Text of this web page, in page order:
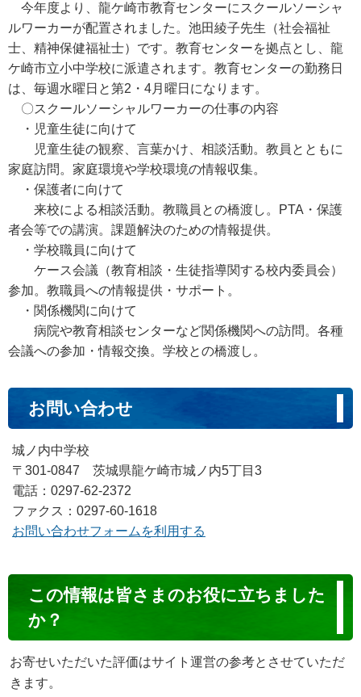
今年度より、龍ケ崎市教育センターにスクールソーシャ
ルワーカーが配置されました。池田綾子先生（社会福祉
士、精神保健福祉士）です。教育センターを拠点とし、龍
ケ崎市立小中学校に派遣されます。教育センターの勤務日
は、毎週水曜日と第2・4月曜日になります。
〇スクールソーシャルワーカーの仕事の内容
・児童生徒に向けて
児童生徒の観察、言葉かけ、相談活動。教員とともに
家庭訪問。家庭環境や学校環境の情報収集。
・保護者に向けて
来校による相談活動。教職員との橋渡し。PTA・保護
者会等での講演。課題解決のための情報提供。
・学校職員に向けて
ケース会議（教育相談・生徒指導関する校内委員会）
参加。教職員への情報提供・サポート。
・関係機関に向けて
病院や教育相談センターなど関係機関への訪問。各種
会議への参加・情報交換。学校との橋渡し。
お問い合わせ
城ノ内中学校
〒301-0847 茨城県龍ケ崎市城ノ内5丁目3
電話：0297-62-2372
ファクス：0297-60-1618
お問い合わせフォームを利用する
ン
ン
ツ
この情報は皆さまのお役に立ちました
か？
お寄せいただいた評価はサイト運営の参考とさせていただ
きます。